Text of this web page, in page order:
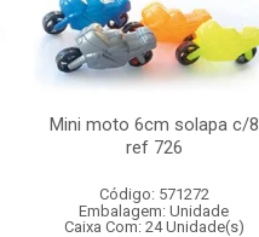
Mini moto 6cm solapa c/8
ref 726
Código: 571272
Embalagem: Unidade
Caixa Com: 24 Unidade(s)